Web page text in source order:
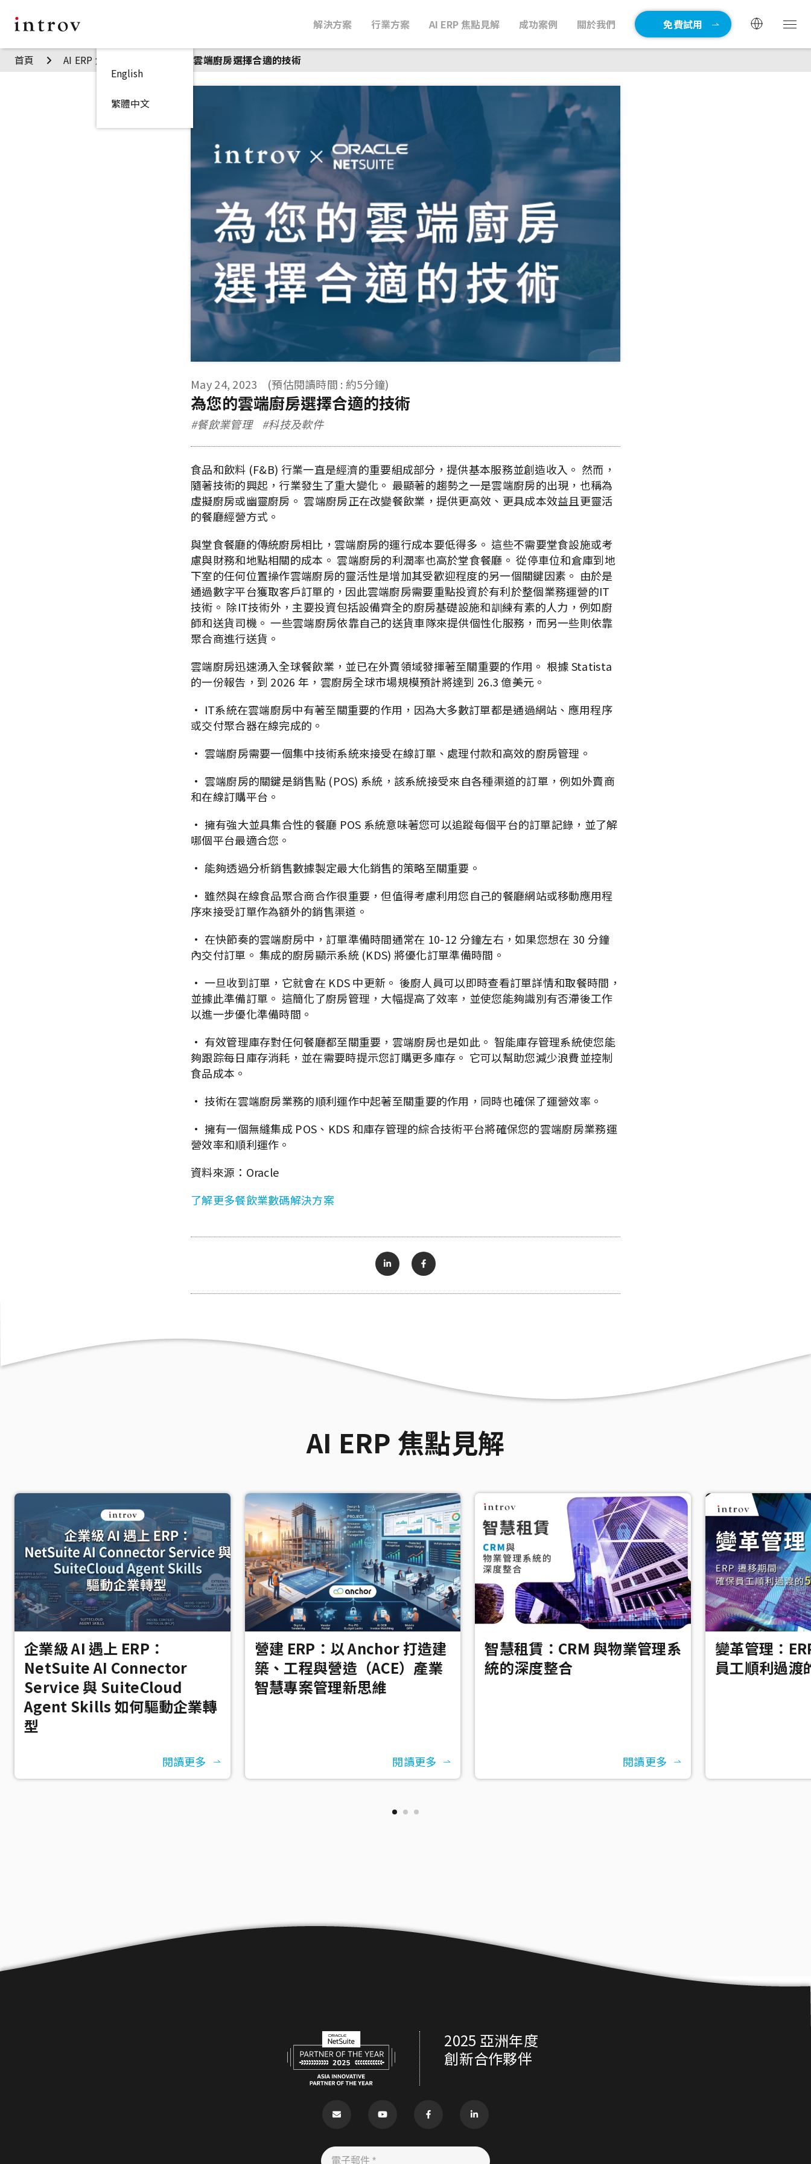
解決方案 行業方案 AI ERP 焦點見解 成功案例 關於我們 免費試用
English
繁體中文
首頁 AI ERP 焦點見解 為您的雲端廚房選擇合適的技術
May 24, 2023 (預估閱讀時間 : 約5分鐘)
為您的雲端廚房選擇合適的技術
#餐飲業管理 #科技及軟件
食品和飲料 (F&B) 行業一直是經濟的重要組成部分，提供基本服務並創造收入。 然而，
隨著技術的興起，行業發生了重大變化。 最顯著的趨勢之一是雲端廚房的出現，也稱為
虛擬廚房或幽靈廚房。 雲端廚房正在改變餐飲業，提供更高效、更具成本效益且更靈活
的餐廳經營方式。
與堂食餐廳的傳統廚房相比，雲端廚房的運行成本要低得多。 這些不需要堂食設施或考
慮與財務和地點相關的成本。 雲端廚房的利潤率也高於堂食餐廳。 從停車位和倉庫到地
下室的任何位置操作雲端廚房的靈活性是增加其受歡迎程度的另一個關鍵因素。 由於是
通過數字平台獲取客戶訂單的，因此雲端廚房需要重點投資於有利於整個業務運營的IT
技術。 除IT技術外，主要投資包括設備齊全的廚房基礎設施和訓練有素的人力，例如廚
師和送貨司機。 一些雲端廚房依靠自己的送貨車隊來提供個性化服務，而另一些則依靠
聚合商進行送貨。
雲端廚房迅速湧入全球餐飲業，並已在外賣領域發揮著至關重要的作用。 根據 Statista
的一份報告，到 2026 年，雲廚房全球市場規模預計將達到 26.3 億美元。
· IT系統在雲端廚房中有著至關重要的作用，因為大多數訂單都是通過網站、應用程序
或交付聚合器在線完成的。
· 雲端廚房需要一個集中技術系統來接受在線訂單、處理付款和高效的廚房管理。
· 雲端廚房的關鍵是銷售點 (POS) 系統，該系統接受來自各種渠道的訂單，例如外賣商
和在線訂購平台。
· 擁有強大並具集合性的餐廳 POS 系統意味著您可以追蹤每個平台的訂單記錄，並了解
哪個平台最適合您。
· 能夠透過分析銷售數據製定最大化銷售的策略至關重要。
· 雖然與在線食品聚合商合作很重要，但值得考慮利用您自己的餐廳網站或移動應用程
序來接受訂單作為額外的銷售渠道。
· 在快節奏的雲端廚房中，訂單準備時間通常在 10-12 分鐘左右，如果您想在 30 分鐘
內交付訂單。 集成的廚房顯示系統 (KDS) 將優化訂單準備時間。
· 一旦收到訂單，它就會在 KDS 中更新。 後廚人員可以即時查看訂單詳情和取餐時間，
並據此準備訂單。 這簡化了廚房管理，大幅提高了效率，並使您能夠識別有否滯後工作
以進一步優化準備時間。
· 有效管理庫存對任何餐廳都至關重要，雲端廚房也是如此。 智能庫存管理系統使您能
夠跟踪每日庫存消耗，並在需要時提示您訂購更多庫存。 它可以幫助您減少浪費並控制
食品成本。
· 技術在雲端廚房業務的順利運作中起著至關重要的作用，同時也確保了運營效率。
· 擁有一個無縫集成 POS、KDS 和庫存管理的綜合技術平台將確保您的雲端廚房業務運
營效率和順利運作。
資料來源：Oracle
了解更多餐飲業數碼解決方案
AI ERP 焦點見解
企業級 AI 遇上 ERP：
NetSuite AI Connector
Service 與 SuiteCloud
Agent Skills 如何驅動企業轉
型
閱讀更多
營建 ERP：以 Anchor 打造建
築、工程與營造（ACE）產業
智慧專案管理新思維
閱讀更多
智慧租賃：CRM 與物業管理系
統的深度整合
閱讀更多
變革管理：
員工順利過渡
2025 亞洲年度
創新合作夥伴